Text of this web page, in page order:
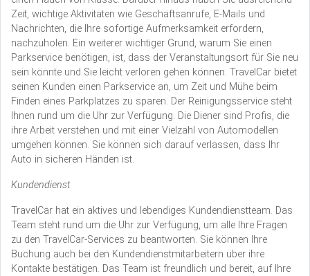
Zeit, wichtige Aktivitäten wie Geschäftsanrufe, E-Mails und
Nachrichten, die Ihre sofortige Aufmerksamkeit erfordern,
nachzuholen. Ein weiterer wichtiger Grund, warum Sie einen
Parkservice benötigen, ist, dass der Veranstaltungsort für Sie neu
sein könnte und Sie leicht verloren gehen können. TravelCar bietet
seinen Kunden einen Parkservice an, um Zeit und Mühe beim
Finden eines Parkplatzes zu sparen. Der Reinigungsservice steht
Ihnen rund um die Uhr zur Verfügung. Die Diener sind Profis, die
ihre Arbeit verstehen und mit einer Vielzahl von Automodellen
umgehen können. Sie können sich darauf verlassen, dass Ihr
Auto in sicheren Händen ist.
Kundendienst
TravelCar hat ein aktives und lebendiges Kundendienstteam. Das
Team steht rund um die Uhr zur Verfügung, um alle Ihre Fragen
zu den TravelCar-Services zu beantworten. Sie können Ihre
Buchung auch bei den Kundendienstmitarbeitern über ihre
Kontakte bestätigen. Das Team ist freundlich und bereit, auf Ihre